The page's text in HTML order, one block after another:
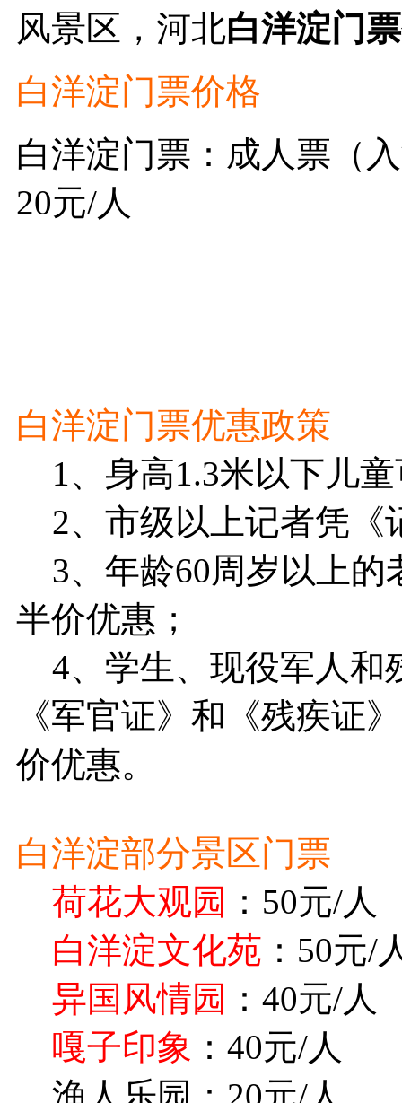
风景区，河北白洋淀门票
白洋淀门票价格
白洋淀门票：成人票（
20元/人
白洋淀门票优惠政策
1、身高1.3米以下儿
2、市级以上记者凭《
3、年龄60周岁以上的
半价优惠；
4、学生、现役军人和
《军官证》和《残疾证
价优惠。
白洋淀部分景区门票
荷花大观园 ：50元/人
白洋淀文化苑 ：50元/
异国风情园 ：40元/人
嘎子印象 ：40元/人